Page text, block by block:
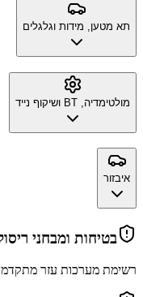
תא מטען, מידות וגלגלים
מולטימדיה, BT ושיקוף נייד
איבזור
בטיחות ומבחני
רשימת מערכות עזר